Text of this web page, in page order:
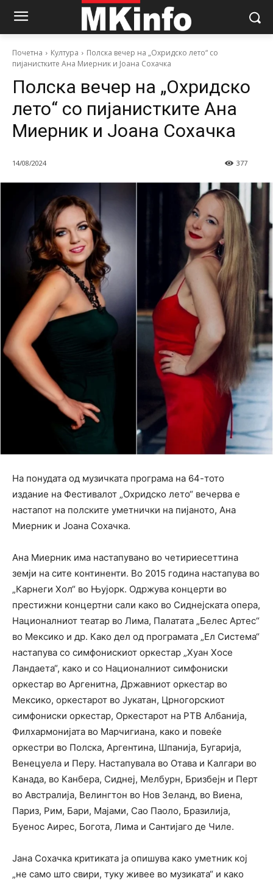
Почетна Култура
Полска вечер на „Охридско лето“ со
пијанистките Ана Миерник и Јоана Сохачка
Полска вечер на „Охридско
лето“ со пијанистките Ана
Миерник и Јоана Сохачка
14/08/2024 377
На понудата од музичката програма на 64-тото
издание на Фестивалот „Охридско лето“ вечерва е
настапот на полските уметнички на пијаното, Ана
Миерник и Јоана Сохачка.
Ана Миерник има настапувано во четириесеттина
земји на сите континенти. Во 2015 година настапува во
„Карнеги Хол“ во Њујорк. Одржува концерти во
престижни концертни сали како во Сиднејската опера,
Националниот театар во Лима, Палатата „Белес Артес“
во Мексико и др. Како дел од програмата „Ел Система“
настапува со симфонискиот оркестар „Хуан Хосе
Ландаета“, како и со Националниот симфониски
оркестар во Аргенитна, Државниот оркестар во
Мексико, оркестарот во Јукатан, Црногорскиот
симфониски оркестар, Оркестарот на РТВ Албанија,
Филхармонијата во Марчигиана, како и повеќе
оркестри во Полска, Аргентина, Шпанија, Бугарија,
Венецуела и Перу. Настапувала во Отава и Калгари во
Канада, во Канбера, Сиднеј, Мелбурн, Бризбејн и Перт
во Австралија, Велингтон во Нов Зеланд, во Виена,
Париз, Рим, Бари, Мајами, Сао Паоло, Бразилија,
Буенос Аирес, Богота, Лима и Сантијаго де Чиле.
Јана Сохачка критиката ја опишува како уметник кој
„не само што свири, туку живее во музиката“ и како